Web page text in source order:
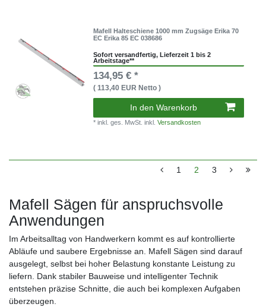
Mafell Halteschiene 1000 mm Zugsäge Erika 70
EC Erika 85 EC 038686
Sofort versandfertig, Lieferzeit 1 bis 2
Arbeitstage**
134,95 € *
( 113,40 EUR Netto )
In den Warenkorb
* inkl. ges. MwSt. inkl.Versandkosten
1 2 3
Mafell Sägen für anspruchsvolle
Anwendungen
Im Arbeitsalltag von Handwerkern kommt es auf kontrollierte
Abläufe und saubere Ergebnisse an. Mafell Sägen sind darauf
ausgelegt, selbst bei hoher Belastung konstante Leistung zu
liefern. Dank stabiler Bauweise und intelligenter Technik
entstehen präzise Schnitte, die auch bei komplexen Aufgaben
überzeugen.